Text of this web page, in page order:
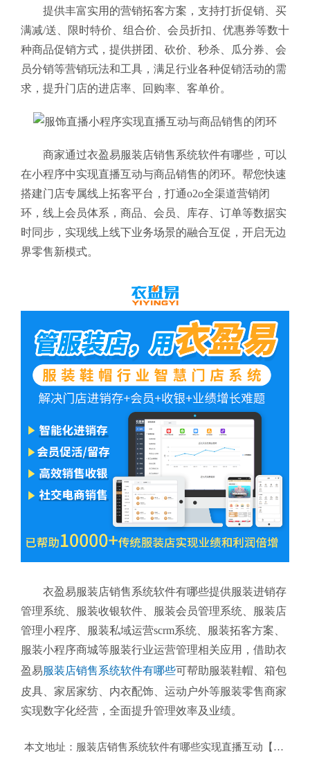
提供丰富实用的营销拓客方案，支持打折促销、买
满减/送、限时特价、组合价、会员折扣、优惠券等数十
种商品促销方式，提供拼团、砍价、秒杀、瓜分券、会
员分销等营销玩法和工具，满足行业各种促销活动的需
求，提升门店的进店率、回购率、客单价。
商家通过衣盈易服装店销售系统软件有哪些 ，可以
在小程序中实现直播互动与商品销售的闭环。帮您快速
搭建门店专属线上拓客平台，打通o2o全渠道营销闭
环，线上会员体系，商品、会员、库存、订单等数据实
时同步，实现线上线下业务场景的融合互促，开启无边
界零售新模式。
衣盈易服装店销售系统软件有哪些提供服装进销存
管理系统、服装收银软件、服装会员管理系统、服装店
管理小程序、服装私域运营scrm系统、服装拓客方案、
服装小程序商城等服装行业运营管理相关应用，借助衣
盈易服装店销售系统软件有哪些可帮助服装鞋帽、箱包
皮具、家居家纺、内衣配饰、运动户外等服装零售商家
实现数字化经营，全面提升管理效率及业绩。
本文地址： 服装店销售系统软件有哪些实现直播互动【服装小